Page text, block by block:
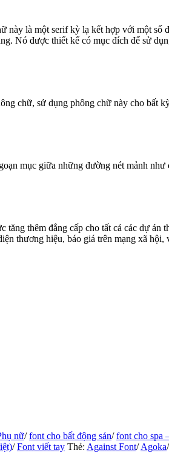
này là một serif kỳ lạ kết hợp với một
Nó được thiết kế có mục đích để sử
chữ, sử dụng phông chữ này cho bất
mục giữa những đường nét mảnh như
thêm đẳng cấp cho tất cả các dự án
thương hiệu, báo giá trên mạng xã
nữ/font cho bất động sản/font cho spa
/Font viết tay Thẻ: Against Font/Agoka/